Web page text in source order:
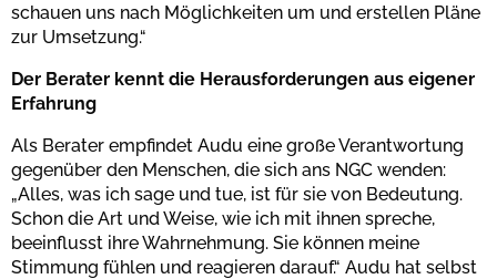
schauen uns nach Möglichkeiten um und erstellen Pläne
zur Umsetzung.“
Der Berater kennt die Herausforderungen aus eigener
Erfahrung
Als Berater empfindet Audu eine große Verantwortung
gegenüber den Menschen, die sich ans NGC wenden:
„Alles, was ich sage und tue, ist für sie von Bedeutung.
Schon die Art und Weise, wie ich mit ihnen spreche,
beeinflusst ihre Wahrnehmung. Sie können meine
Stimmung fühlen und reagieren darauf.“ Audu hat selbst